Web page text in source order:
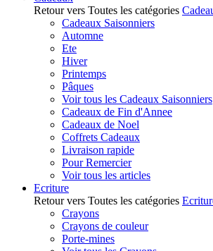
Retour vers Toutes les catégories
Cadeaux Saisonniers
Automne
Ete
Hiver
Printemps
Pâques
Voir tous les Cadeaux Saisonniers
Cadeaux de Fin d'Annee
Cadeaux de Noel
Coffrets Cadeaux
Livraison rapide
Pour Remercier
Voir tous les articles
Ecriture
Retour vers Toutes les catégories
Crayons
Crayons de couleur
Porte-mines